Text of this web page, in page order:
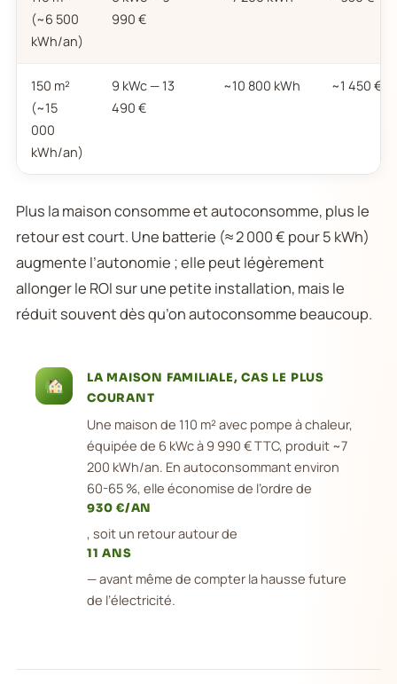
(~6 500
kWh/an)
990 €
150 m²
(~15
000
kWh/an)
9 kWc — 13
490 €
~10 800 kWh ~1 450 €
Plus la maison consomme et autoconsomme, plus le
retour est court. Une batterie (≈ 2 000 € pour 5 kWh)
augmente l’autonomie ; elle peut légèrement
allonger le ROI sur une petite installation, mais le
réduit souvent dès qu’on autoconsomme beaucoup.
LA MAISON FAMILIALE, CAS LE PLUS
COURANT
Une maison de 110 m² avec pompe à chaleur,
équipée de 6 kWc à 9 990 € TTC, produit ~7
200 kWh/an. En autoconsommant environ
60-65 %, elle économise de l’ordre de
930 €/AN
, soit un retour autour de
11 ANS
— avant même de compter la hausse future
de l’électricité.